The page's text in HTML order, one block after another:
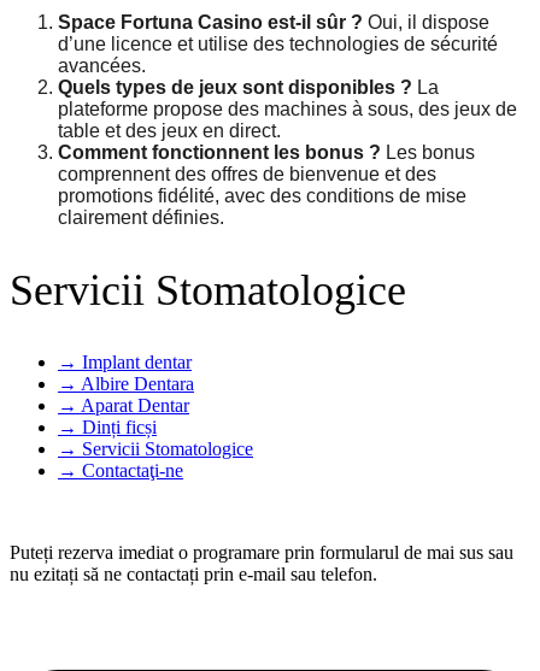
Space Fortuna Casino est-il sûr ? Oui, il dispose
d’une licence et utilise des technologies de sécurité
avancées.
Quels types de jeux sont disponibles ? La
plateforme propose des machines à sous, des jeux de
table et des jeux en direct.
Comment fonctionnent les bonus ? Les bonus
comprennent des offres de bienvenue et des
promotions fidélité, avec des conditions de mise
clairement définies.
Servicii Stomatologice
Implant dentar
Albire Dentara
Aparat Dentar
Dinți ficși
Servicii Stomatologice
Contactaţi-ne
Puteți rezerva imediat o programare prin formularul de mai sus sau
nu ezitați să ne contactați prin e-mail sau telefon.